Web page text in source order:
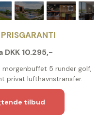
10.295,-
morgenbuffet 5 runder golf,
privat lufthavnstransfer.
tilbud